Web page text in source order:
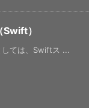
）
しては、Swiftス ...